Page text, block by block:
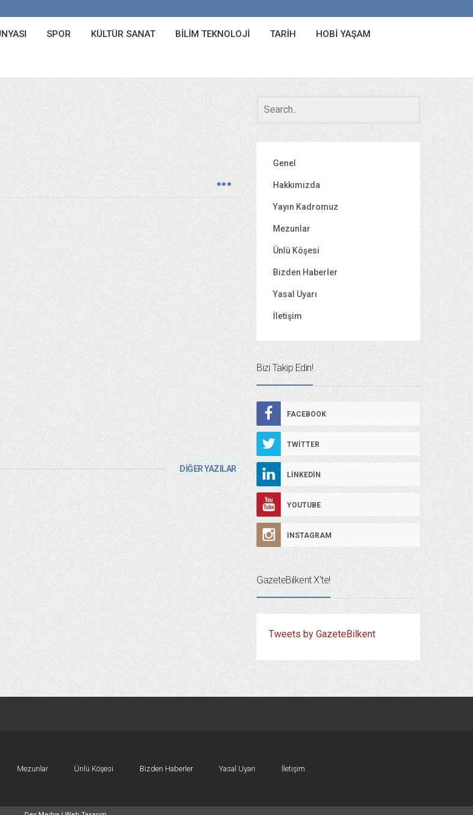
SPOR KÜLTÜR SANAT BILIM TEKNOLOJI TARIH HOBI YAŞAM
DİĞER YAZILAR
Genel
Hakkımızda
Yayın Kadromuz
Mezunlar
Ünlü Köşesi
Bizden Haberler
Yasal Uyarı
İletişim
Bizi Takip Edin!
FACEBOOK
TWITTER
LINKEDIN
YOUTUBE
INSTAGRAM
GazeteBilkent X’te!
Tweets by GazeteBilkent
Mezunlar Ünlü Köşesi Bizden Haberler Yasal Uyarı İletişim